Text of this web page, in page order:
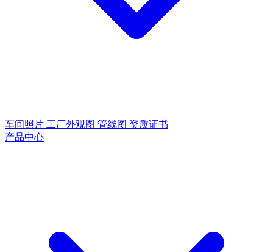
车间照片 工厂外观图 管线图 资质证书
产品中心